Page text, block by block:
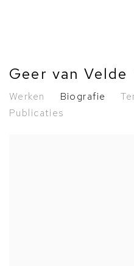
Geer van Velde
Werken
Biografie
Publicaties